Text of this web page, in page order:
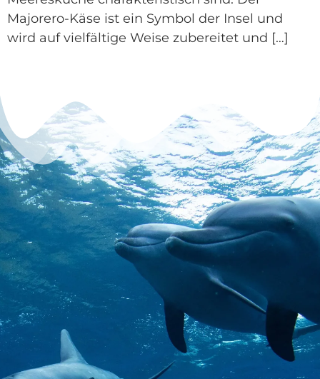
Majorero-Käse ist ein Symbol der Insel und
wird auf vielfältige Weise zubereitet und […]